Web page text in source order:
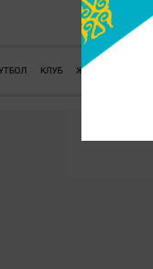
КЛУБ ЖЕМҚОРЛЫҚ